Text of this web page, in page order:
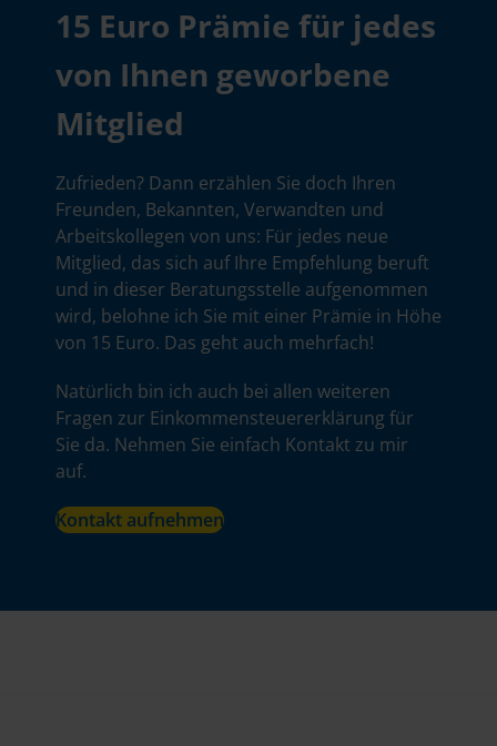
15 Euro Prämie für jedes
von Ihnen geworbene
Mitglied
Zufrieden? Dann erzählen Sie doch Ihren
Freunden, Bekannten, Verwandten und
Arbeitskollegen von uns: Für jedes neue
Mitglied, das sich auf Ihre Empfehlung beruft
und in dieser Beratungsstelle aufgenommen
wird, belohne ich Sie mit einer Prämie in Höhe
von 15 Euro. Das geht auch mehrfach!
Natürlich bin ich auch bei allen weiteren
Fragen zur Einkommensteuererklärung für
Sie da. Nehmen Sie einfach Kontakt zu mir
auf.
Kontakt aufnehmen